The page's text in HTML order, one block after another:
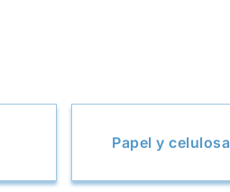
Papel y celulosa